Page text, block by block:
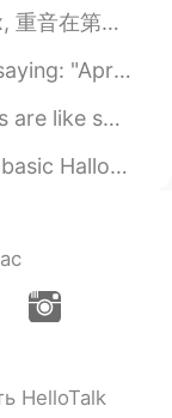
に一回間
いう単語に
体的にとて
12:47
音zam Exalt Exact Exert Expect Ex...
is possible, sun, hai...
by using them 🙄 G...
skeleton, jack-o’-la...
HelloTalk